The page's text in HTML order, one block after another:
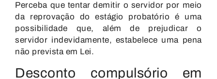
Perceba que tentar demitir o servidor por meio
da reprovação do estágio probatório é uma
possibilidade que, além de prejudicar o
servidor indevidamente, estabelece uma pena
não prevista em Lei.
Desconto compulsório em